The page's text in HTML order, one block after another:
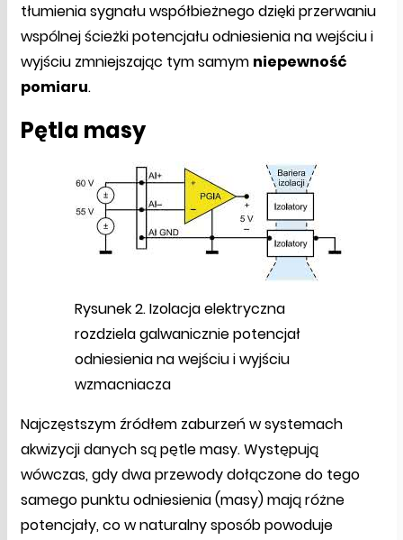
tłumienia sygnału współbieżnego dzięki przerwaniu
wspólnej ścieżki potencjału odniesienia na wejściu i
wyjściu zmniejszając tym samym niepewność
pomiaru.
Pętla masy
Rysunek 2. Izolacja elektryczna
rozdziela galwanicznie potencjał
odniesienia na wejściu i wyjściu
wzmacniacza
Najczęstszym źródłem zaburzeń w systemach
akwizycji danych są pętle masy. Występują
wówczas, gdy dwa przewody dołączone do tego
samego punktu odniesienia (masy) mają różne
potencjały, co w naturalny sposób powoduje